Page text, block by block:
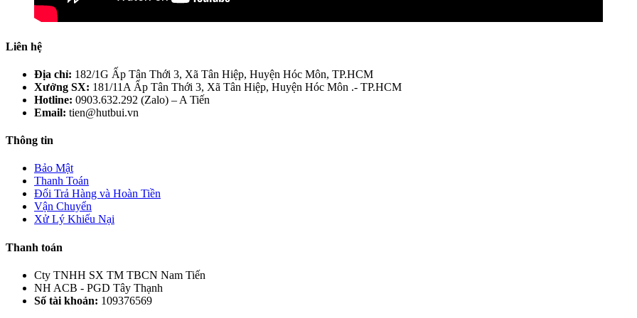
Liên hệ
Địa chỉ: 182/1G Ấp Tân Thới 3, Xã Tân Hiệp, Huyện Hóc Môn, TP.HCM
Xưởng SX: 181/11A Ấp Tân Thới 3, Xã Tân Hiệp, Huyện Hóc Môn .- TP.HCM
Hotline: 0903.632.292 (Zalo) – A Tiến
Email: tien@hutbui.vn
Thông tin
Bảo Mật
Thanh Toán
Đổi Trả Hàng và Hoàn Tiền
Vận Chuyển
Xử Lý Khiếu Nại
Thanh toán
Cty TNHH SX TM TBCN Nam Tiến
NH ACB - PGD Tây Thạnh
Số tài khoản: 109376569